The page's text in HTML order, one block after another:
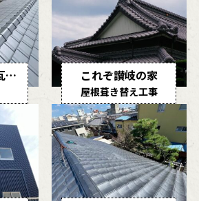
善通寺市 平板瓦葺き替え工事 これぞ讃岐の家
屋根葺き替え工事